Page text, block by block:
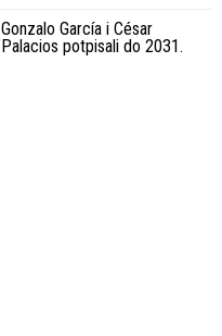
Gonzalo García i César
Palacios potpisali do 2031.